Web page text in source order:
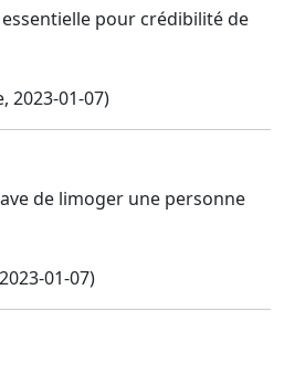
pour crédibilité de
2023-01-07)
de limoger une personne
01-07)